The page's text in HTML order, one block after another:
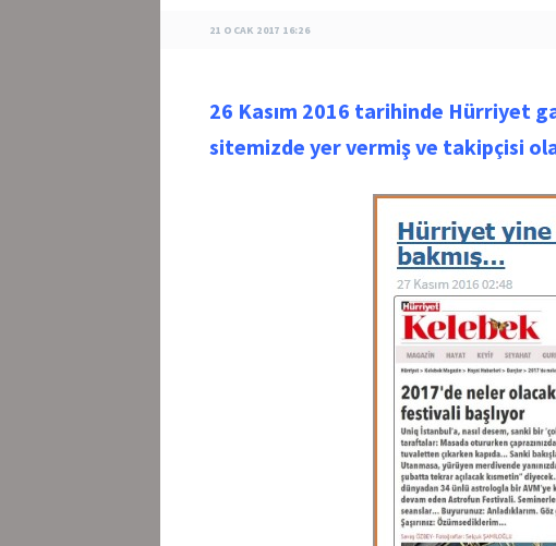
21 OCAK 2017 16:26
26 Kasım 2016 tarihinde Hürriyet
sitemizde yer vermiş ve takipçisi